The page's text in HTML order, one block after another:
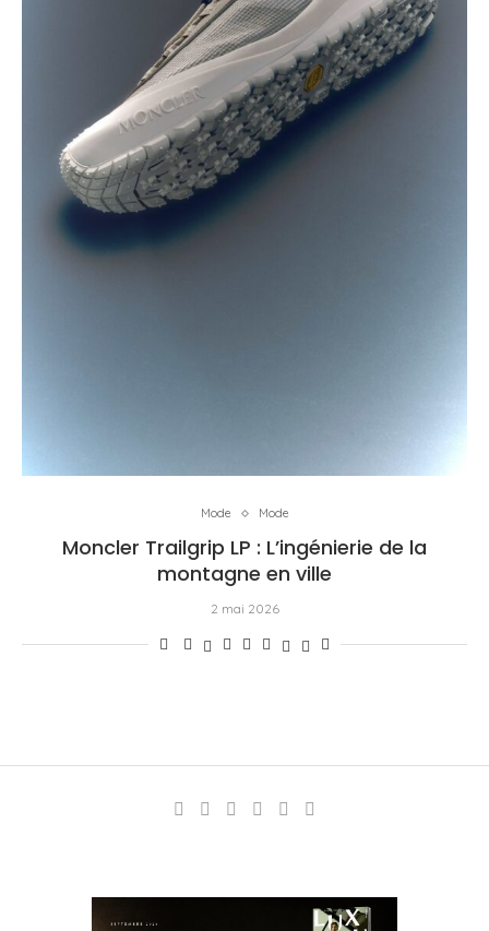
Mode Mode
Moncler Trailgrip LP : L’ingénierie de la
montagne en ville
2 mai 2026